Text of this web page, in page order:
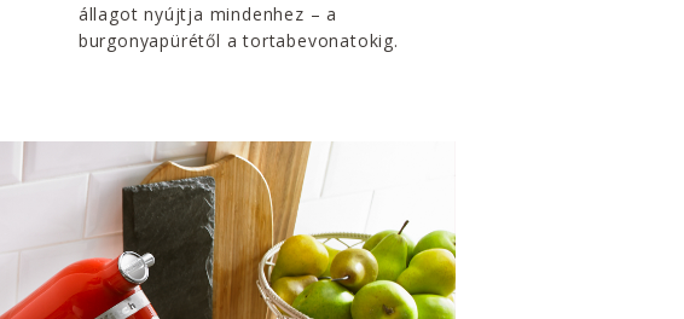
állagot nyújtja mindenhez – a
burgonyapürétől a tortabevonatokig.